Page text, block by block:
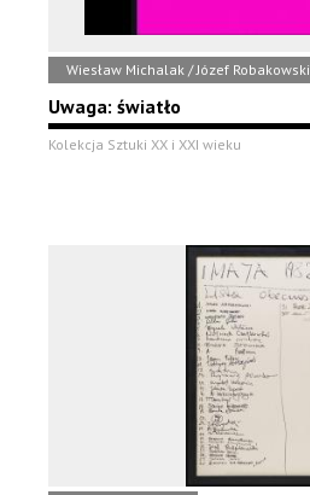
Wiesław Michalak / Józef Robakowski
Uwaga: światło
Kolekcja Sztuki XX i XXI wieku